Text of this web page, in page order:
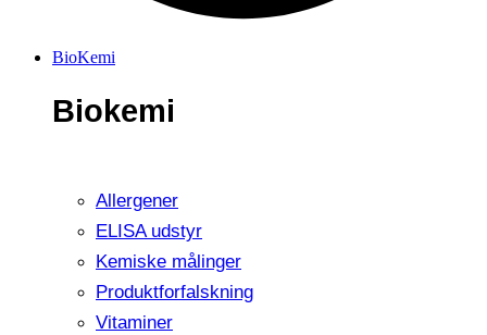
BioKemi
Biokemi
Allergener
ELISA udstyr
Kemiske målinger
Produktforfalskning
Vitaminer